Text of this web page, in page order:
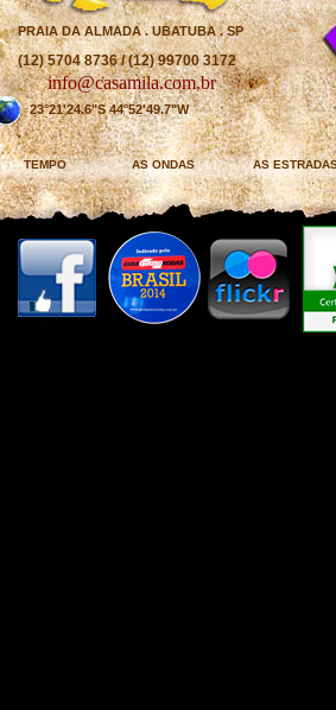
PRAIA DA ALMADA . UBATUBA . SP
(12) 5704 8736 / (12) 99700 3172
info@casamila.com.br
23°21'24.6"S 44°52'49.7"W
TEMPO AS ONDAS AS